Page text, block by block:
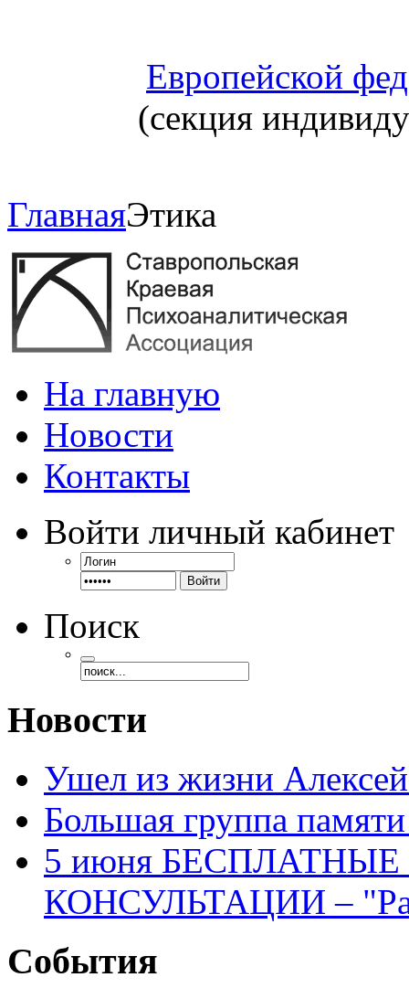
Европейской
(секция
ГлавнаяЭтика
На главную
Новости
Контакты
Войти личный кабинет
Войти
Поиск
Новости
Ушел из жизни
Большая группа
5 июня
КОНСУЛЬТАЦИИ –
События